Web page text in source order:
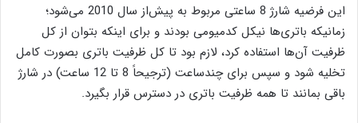
این فرضیه شارژ 8 ساعتی مربوط به پیش‌از سال 2010 می‌شود؛
زمانیکه باتری‌ها نیکل کدمیومی بودند و برای اینکه بتوان از کل
ظرفیت آن‌ها استفاده کرد، لازم بود تا کل ظرفیت باتری بصورت کامل
تخلیه شود و سپس برای چندساعت (ترجیحاً 8 تا 12 ساعت) در شارژ
باقی بمانند تا همه ظرفیت باتری در دسترس قرار بگیرد.